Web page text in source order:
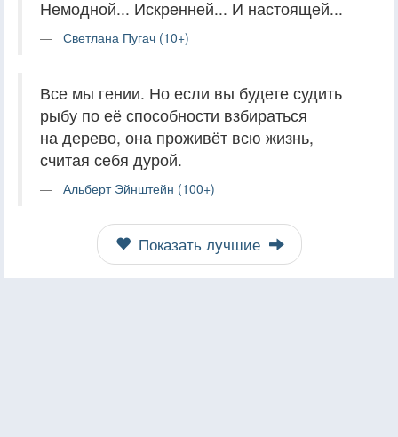
Немодной... Искренней... И настоящей...
Светлана Пугач (10+)
Все мы гении. Но если вы будете судить
рыбу по её способности взбираться
на дерево, она проживёт всю жизнь,
считая себя дурой.
Альберт Эйнштейн (100+)
Показать лучшие